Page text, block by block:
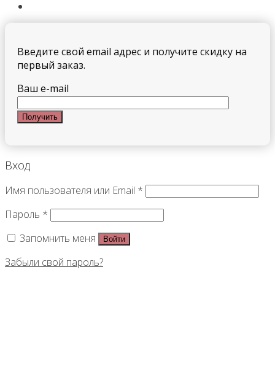
Введите свой email адрес и получите скидку на
первый заказ.
Ваш e-mail
Вход
Имя пользователя или Email *
Пароль *
Запомнить меня
Войти
Забыли свой пароль?